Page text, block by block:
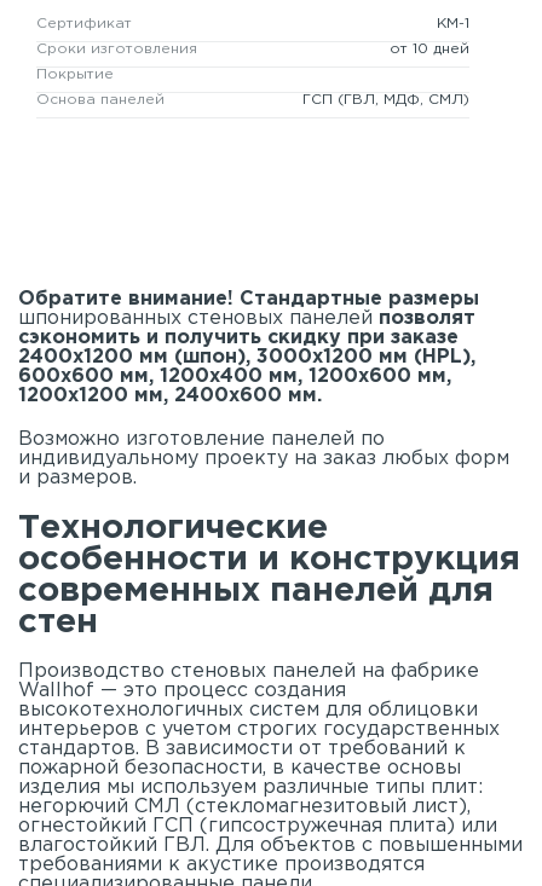
Сертификат
КМ-1
Сроки изготовления
от 10 дней
Покрытие
Основа панелей
ГСП (ГВЛ, МДФ, СМЛ)
Обратите внимание! Стандартные размеры
шпонированных стеновых панелей позволят
сэкономить и получить скидку при заказе
2400х1200 мм (шпон), 3000х1200 мм (HPL),
600х600 мм, 1200х400 мм, 1200х600 мм,
1200х1200 мм, 2400х600 мм.
Возможно изготовление панелей по
индивидуальному проекту на заказ любых форм
и размеров.
Технологические
особенности и конструкция
современных панелей для
стен
Производство стеновых панелей на фабрике
Wallhof — это процесс создания
высокотехнологичных систем для облицовки
интерьеров с учетом строгих государственных
стандартов. В зависимости от требований к
пожарной безопасности, в качестве основы
изделия мы используем различные типы плит:
негорючий СМЛ (стекломагнезитовый лист),
огнестойкий ГСП (гипсостружечная плита) или
влагостойкий ГВЛ. Для объектов с повышенными
требованиями к акустике производятся